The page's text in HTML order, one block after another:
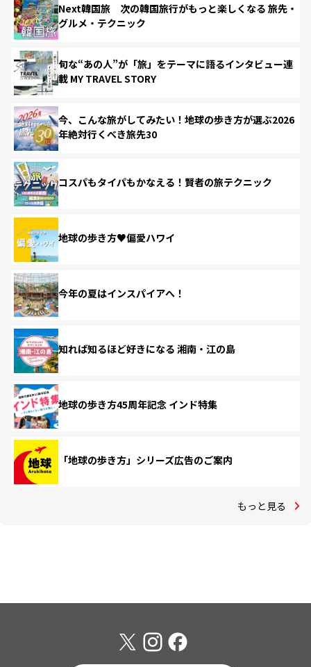
Next韓国旅 次の韓国旅行がもっと楽しくなる 旅先・
グルメ・テクニック
旬な“あの人”が「旅」をテーマに語るインタビュー連
載 MY TRAVEL STORY
今、こんな旅がしてみたい！地球の歩き方が選ぶ2026
年絶対行くべき旅先30
コスパもタイパもかなえる！賢者の旅テクニック
地球の歩き方♥偏愛ハワイ
今年の夏はインスパイアへ！
知れば知るほど好きになる 湘南・江の島
地球の歩き方45周年記念 インド特集
「地球の歩き方」シリーズ広告のご案内
もっと見る